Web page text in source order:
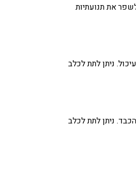
את תנועתיות
ניתן לתת לכלב
ניתן לתת לכלב